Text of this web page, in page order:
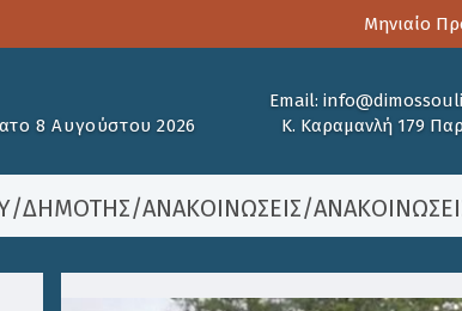
Μηνιαίο
8 Αυγούστου 2026
Email:
Κ. Καραμανλή 179
/ΔΗΜΟΤΗΣ/ΑΝΑΚΟΙΝΏΣΕΙΣ/